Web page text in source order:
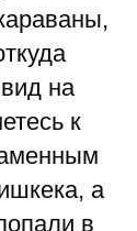
на
к
а
в